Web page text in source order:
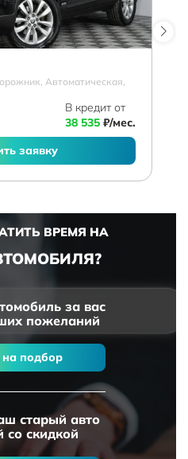
Автоматическая,
В кредит от
38 535 ₽/мес.
заявку
ВРЕМЯ НА
за вас
пожеланий
на подбор
старый авто
со скидкой